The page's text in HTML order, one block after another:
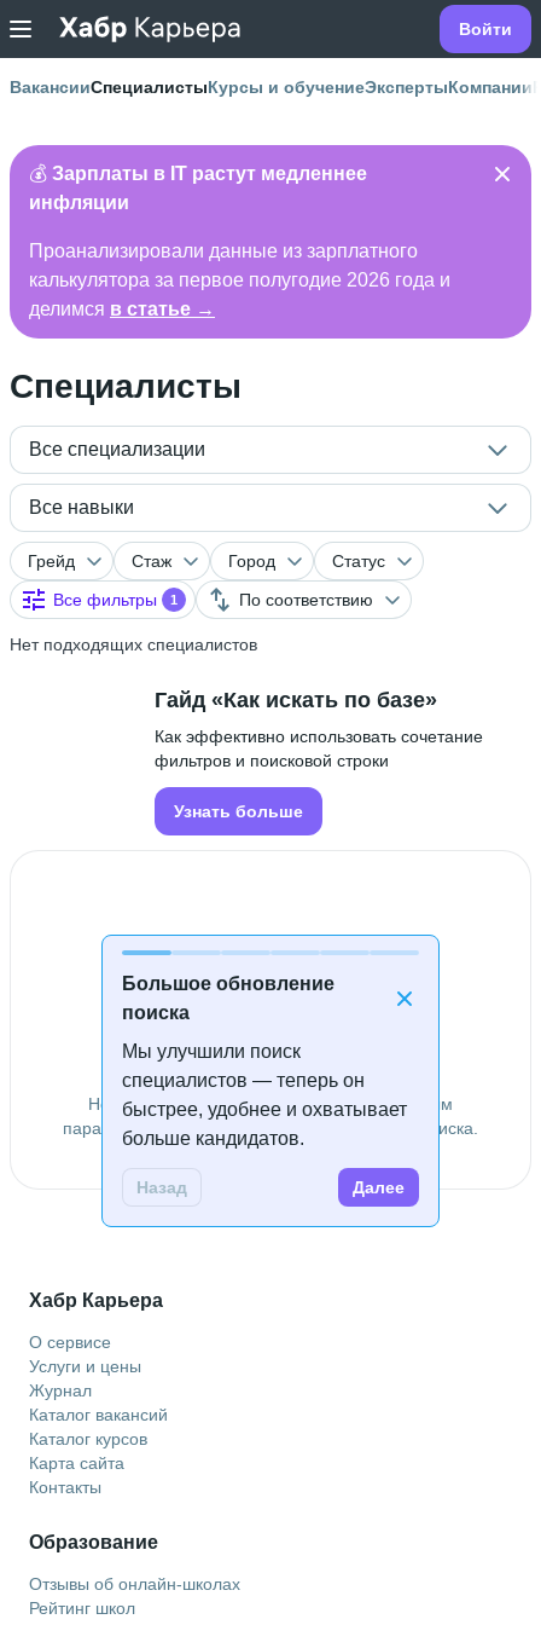
Войти
ВакансииСпециалистыКурсы и обучениеЭкспертыКомпании
💰 Зарплаты в IT растут медленнее
инфляции
Проанализировали данные из зарплатного
калькулятора за первое полугодие 2026 года и
делимся в статье →
Специалисты
Все специализации
Все навыки
Грейд Стаж Город
Статус
Все фильтры
1 По соответствию
Нет подходящих специалистов
Большое обновление
поиска
Мы улучшили поиск
специалистов — теперь он
быстрее, удобнее и охватывает
больше кандидатов.
Назад Далее
Гайд «Как искать по базе»
Как эффективно использовать сочетание
фильтров и поисковой строки
Узнать больше
Специалисты не найдены
Не удалось найти специалистов по заданным
параметрам. Попробуйте изменить условия поиска.
Хабр Карьера
О сервисе
Услуги и цены
Журнал
Каталог вакансий
Каталог курсов
Карта сайта
Контакты
Образование
Отзывы об онлайн-школах
Рейтинг школ